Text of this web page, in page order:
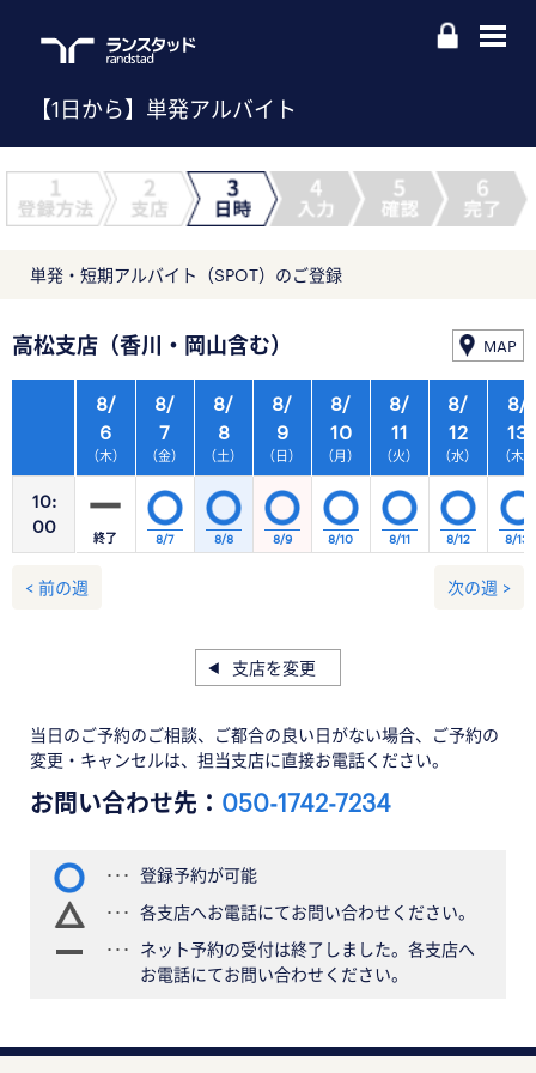
【1日から】単発アルバイト
単発・短期アルバイト（SPOT）のご登録
高松支店（香川・岡山含む） MAP
10:
00
8/
6
（木）
8/
7
（金）
8/
8
（土）
8/
9
（日）
8/
10
（月）
8/
11
（火）
8/
12
（水）
終了 8/7 8/8 8/9 8/10 8/11 8/12
8/
13
（木）
8/13
< 前の週 次の週 >
支店を変更
当日のご予約のご相談、ご都合の良い日がない場合、ご予約の
変更・キャンセルは、担当支店に直接お電話ください。
お問い合わせ先： 050-1742-7234
登録予約が可能
各支店へお電話にてお問い合わせください。
ネット予約の受付は終了しました。各支店へ
お電話にてお問い合わせください。